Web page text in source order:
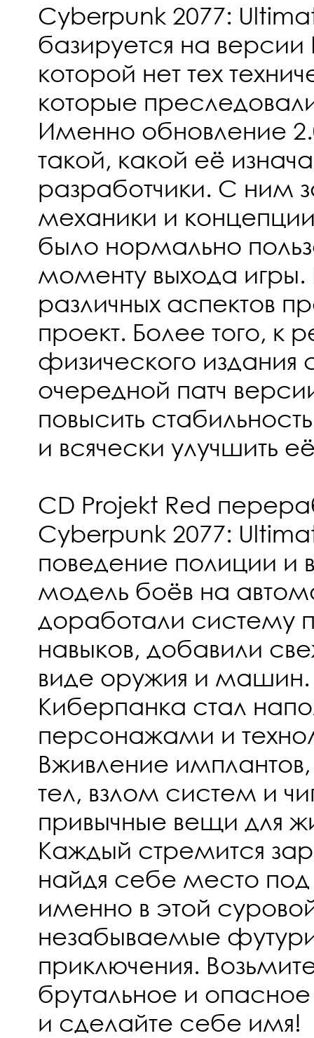
Cyberpunk 2077:
базируется на версии
которой нет тех
которые
Именно обновление
такой, какой её
разработчики. С ним
механики и
было нормально
моменту выхода
различных аспектов
проект. Более того, к
физического издания
очередной патч
повысить
и всячески улучшить
CD Projekt Red
Cyberpunk 2077:
поведение полиции и
модель боёв на
доработали систему
навыков, добавили
виде оружия и
Киберпанка стал
персонажами и
Вживление
тел, взлом систем и
привычные вещи для
Каждый стремится
найдя себе место
именно в этой
незабываемые
приключения.
брутальное и
и сделайте себе имя!